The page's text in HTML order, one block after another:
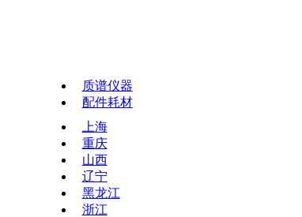
质谱仪器
配件耗材
上海
重庆
山西
辽宁
黑龙江
浙江